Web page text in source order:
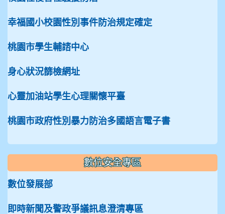
幸福國小校園性別事件防治規定確定
桃園市學生輔諮中心
身心狀況篩檢網址
心靈加油站學生心理關懷平臺
桃園市政府性別暴力防治多國語言電子書
數位安全專區
數位發展部
即時新聞及警政爭議訊息澄清專區